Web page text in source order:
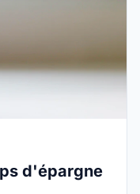
d'épargne